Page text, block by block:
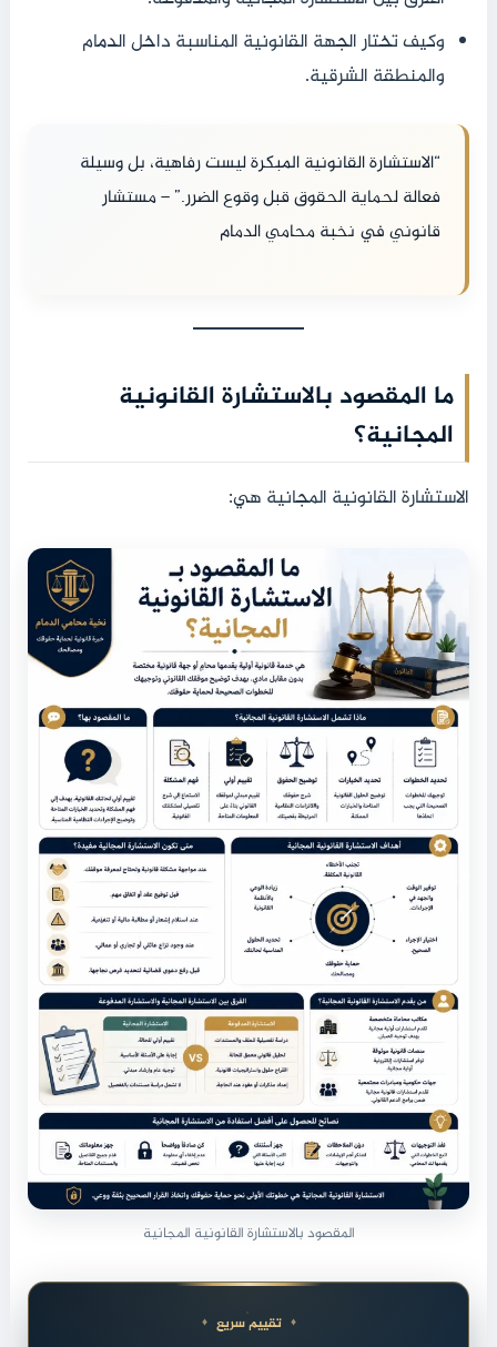
وكيف تختار الجهة القانونية المناسبة داخل الدمام
والمنطقة الشرقية.
“الاستشارة القانونية المبكرة ليست رفاهية، بل وسيلة
فعالة لحماية الحقوق قبل وقوع الضرر.” – مستشار
قانوني في نخبة محامي الدمام
ما المقصود بالاستشارة القانونية
المجانية؟
الاستشارة القانونية المجانية هي:
المقصود بالاستشارة القانونية المجانية
تقييم سريع